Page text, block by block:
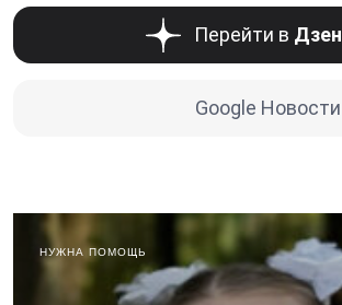
Перейти в Дзен
Google Новости
НУЖНА ПОМОЩЬ